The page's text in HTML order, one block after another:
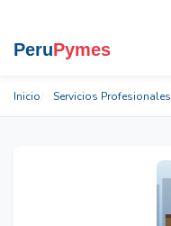
Inicio Servicios Profesionales